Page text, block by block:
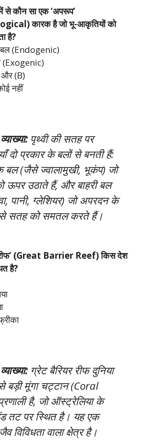
से कौन सा एक ‘अपरूप’
कारक है जो भू-आकृतियों को
है?
(Endogenic)
(Exogenic)
और (B)
नहीं
पृथ्वी की सतह पर
दो प्रकार के बलों से बनती हैं:
बल (जैसे ज्वालामुखी, भूकंप) जो
ऊपर उठाते हैं, और बाहरी बल
पानी, ग्लेशियर) जो अपरदन के
से सतह को समतल करते हैं।
रीफ’ (Great Barrier Reef) किस देश
है?
ग्रेट बैरियर रीफ दुनिया
बड़ी मूंगा चट्टान (Coral
है, जो ऑस्ट्रेलिया के
तट पर स्थित है। यह एक
विविधता वाला क्षेत्र है।